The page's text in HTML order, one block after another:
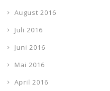
August 2016
Juli 2016
Juni 2016
Mai 2016
April 2016